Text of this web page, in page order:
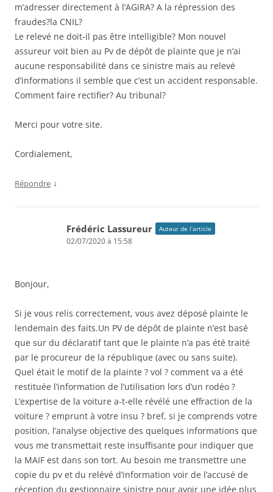
m’adresser directement à l’AGIRA? A la répression des
fraudes?la CNIL?
Le relevé ne doit-il pas être intelligible? Mon nouvel
assureur voit bien au Pv de dépôt de plainte que je n’ai
aucune responsabilité dans ce sinistre mais au relevé
d’informations il semble que c’est un accident responsable.
Comment faire rectifier? Au tribunal?
Merci pour votre site.
Cordialement,
Répondre ↓
Frédéric Lassureur Auteur de l’article
02/07/2020 à 15:58
Bonjour,
Si je vous relis correctement, vous avez déposé plainte le
lendemain des faits.Un PV de dépôt de plainte n’est basé
que sur du déclaratif tant que le plainte n’a pas été traité
par le procureur de la république (avec ou sans suite).
Quel était le motif de la plainte ? vol ? comment va a été
restituée l’information de l’utilisation lors d’un rodéo ?
L’expertise de la voiture a-t-elle révélé une effraction de la
voiture ? emprunt à votre insu ? bref, si je comprends votre
position, l’analyse objective des quelques informations que
vous me transmettait reste insuffisante pour indiquer que
la MAIF est dans son tort. Au besoin me transmettre une
copie du pv et du relévé d’information voir de l’accusé de
réception du gestionnaire sinistre pour avoir une idée plus